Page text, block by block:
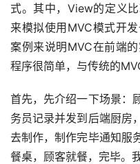
式。其中，View的定义
来模拟使用MVC模式开
案例来说明MVC在前端
程序很简单，与传统的
首先，先介绍一下场景：
务员记录并发到后端厨房
去制作，制作完毕通知服
餐桌，顾客就餐，完毕。